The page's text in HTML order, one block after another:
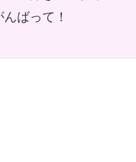
ばって！